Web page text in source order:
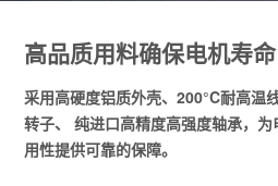
高品质用料确保电机寿命
采用高硬度铝质外壳、200°C耐高温
转子、 纯进口高精度高强度轴承，
用性提供可靠的保障。